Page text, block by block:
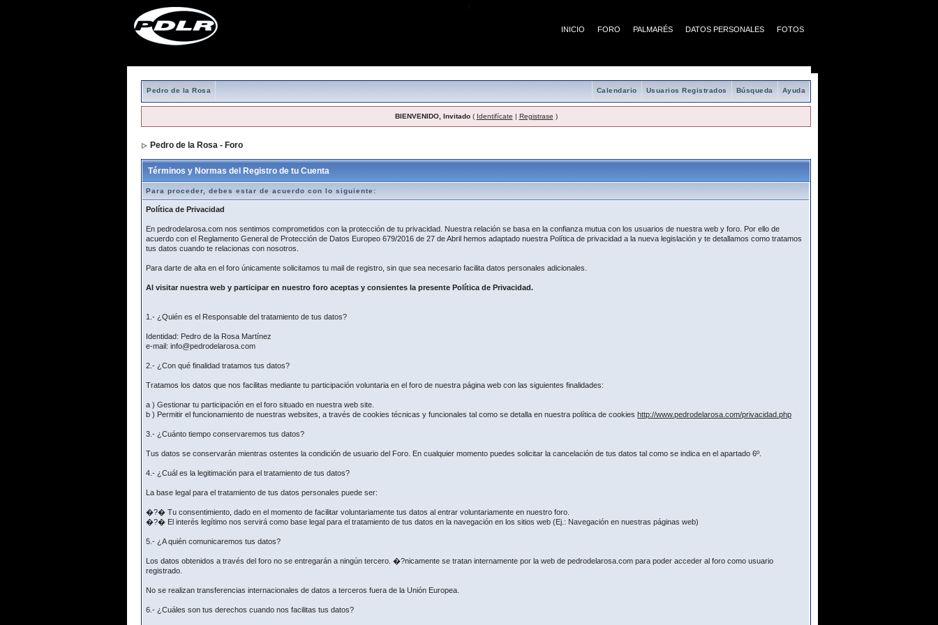
INICIO FORO PALMARÉS DATOS PERSONALES FOTOS
Pedro de la Rosa Ayuda
Búsqueda
Usuarios Registrados
Calendario
BIENVENIDO, Invitado( Identifícate | Registrase )
Pedro de la Rosa - Foro
Términos y Normas del Registro de tu Cuenta
Para proceder, debes estar de acuerdo con lo siguiente:
Política de Privacidad
En pedrodelarosa.com nos sentimos comprometidos con la protección de tu privacidad. Nuestra relación se basa en la confianza mutua con los usuarios de nuestra web y foro. Por ello de
acuerdo con el Reglamento General de Protección de Datos Europeo 679/2016 de 27 de Abril hemos adaptado nuestra Política de privacidad a la nueva legislación y te detallamos como tratamos
tus datos cuando te relacionas con nosotros.
Para darte de alta en el foro únicamente solicitamos tu mail de registro, sin que sea necesario facilita datos personales adicionales.
Al visitar nuestra web y participar en nuestro foro aceptas y consientes la presente Política de Privacidad.
1.- ¿Quién es el Responsable del tratamiento de tus datos?
Identidad: Pedro de la Rosa Martínez
e-mail: info@pedrodelarosa.com
2.- ¿Con qué finalidad tratamos tus datos?
Tratamos los datos que nos facilitas mediante tu participación voluntaria en el foro de nuestra página web con las siguientes finalidades:
a ) Gestionar tu participación en el foro situado en nuestra web site.
b ) Permitir el funcionamiento de nuestras websites, a través de cookies técnicas y funcionales tal como se detalla en nuestra política de cookies http://www.pedrodelarosa.com/privacidad.php
3.- ¿Cuánto tiempo conservaremos tus datos?
Tus datos se conservarán mientras ostentes la condición de usuario del Foro. En cualquier momento puedes solicitar la cancelación de tus datos tal como se indica en el apartado 6º.
4.- ¿Cuál es la legitimación para el tratamiento de tus datos?
La base legal para el tratamiento de tus datos personales puede ser:
�?� Tu consentimiento, dado en el momento de facilitar voluntariamente tus datos al entrar voluntariamente en nuestro foro.
�?� El interés legítimo nos servirá como base legal para el tratamiento de tus datos en la navegación en los sitios web (Ej.: Navegación en nuestras páginas web)
5.- ¿A quién comunicaremos tus datos?
Los datos obtenidos a través del foro no se entregarán a ningún tercero. �?nicamente se tratan internamente por la web de pedrodelarosa.com para poder acceder al foro como usuario
registrado.
No se realizan transferencias internacionales de datos a terceros fuera de la Unión Europea.
6.- ¿Cuáles son tus derechos cuando nos facilitas tus datos?